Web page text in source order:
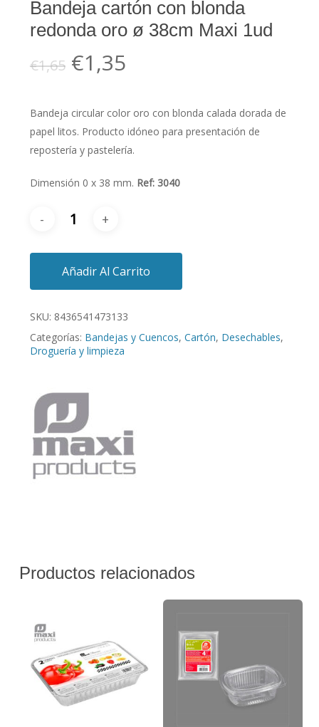
Bandeja cartón con blonda
redonda oro ø 38cm Maxi 1ud
€1,65 El
precio
original
era:
€1,65.
€1,35El
actual
es:
€1,35.
Bandeja circular color oro con blonda calada dorada de
papel litos. Producto idóneo para presentación de
repostería y pastelería.
Dimensión 0 x 38 mm. Ref: 3040
Añadir Al Carrito
SKU: 8436541473133
Categorías: Bandejas y Cuencos, Cartón, Desechables,
Droguería y limpieza
Productos relacionados